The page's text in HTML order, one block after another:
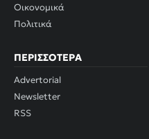
Οικονομικά
Πολιτικά
ΠΕΡΙΣΣΌΤΕΡΑ
Advertorial
Newsletter
RSS